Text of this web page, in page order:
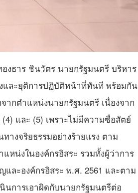
งธาร ชินวัตร นายกรัฐมนตรี บริหาร
และยุติการปฏิบัติหน้าที่ทันที พร้อมกัน
กตำแหน่งนายกรัฐมนตรี เนื่องจาก
และ (5) เพราะไม่มีความซื่อสัตย์
างจริยธรรมอย่างร้ายแรง ตาม
หน่งในองค์กรอิสระ รวมทั้งผู้ว่าการ
ละองค์กรอิสระ พ.ศ. 2561 และตาม
นการเอาผิดกับนายกรัฐมนตรีต่อ